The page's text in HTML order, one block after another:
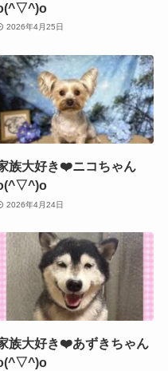
2026年4月25日
族大好き❤️ニコちゃん
2026年4月24日
族大好き❤️あずきちゃん